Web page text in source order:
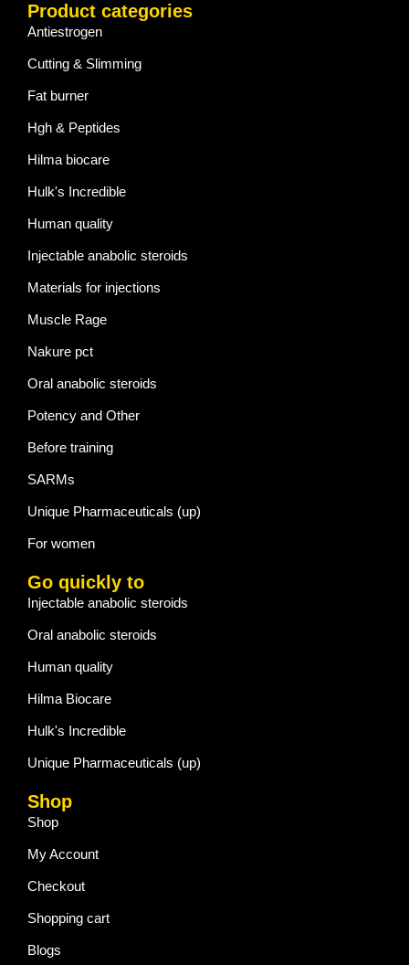
Product categories
Antiestrogen
Cutting & Slimming
Fat burner
Hgh & Peptides
Hilma biocare
Hulk's Incredible
Human quality
Injectable anabolic steroids
Materials for injections
Muscle Rage
Nakure pct
Oral anabolic steroids
Potency and Other
Before training
SARMs
Unique Pharmaceuticals (up)
For women
Go quickly to
Injectable anabolic steroids
Oral anabolic steroids
Human quality
Hilma Biocare
Hulk's Incredible
Unique Pharmaceuticals (up)
Shop
Shop
My Account
Checkout
Shopping cart
Blogs